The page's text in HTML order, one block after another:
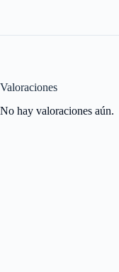
Valoraciones
No hay valoraciones aún.